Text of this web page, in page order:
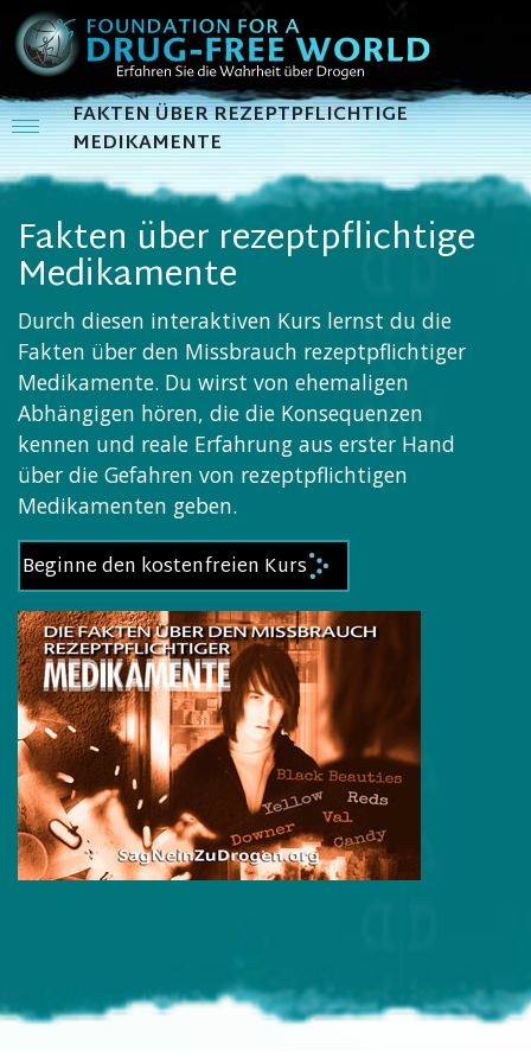
FAKTEN ÜBER REZEPTPFLICHTIGE
MEDIKAMENTE
Fakten über rezeptpflichtige
Medikamente
Durch diesen interaktiven Kurs lernst du die
Fakten über den Missbrauch rezeptpflichtiger
Medikamente. Du wirst von ehemaligen
Abhängigen hören, die die Konsequenzen
kennen und reale Erfahrung aus erster Hand
über die Gefahren von rezeptpflichtigen
Medikamenten geben.
Beginne den kostenfreien Kurs